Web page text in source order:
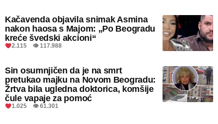
Kačavenda objavila snimak Asmina
nakon haosa s Majom: „Po Beogradu
kreće švedski akcioni“
2.115 👁 117.988
Sin osumnjičen da je na smrt
pretukao majku na Novom Beogradu:
Žrtva bila ugledna doktorica, komšije
čule vapaje za pomoć
1.025 👁 61.301